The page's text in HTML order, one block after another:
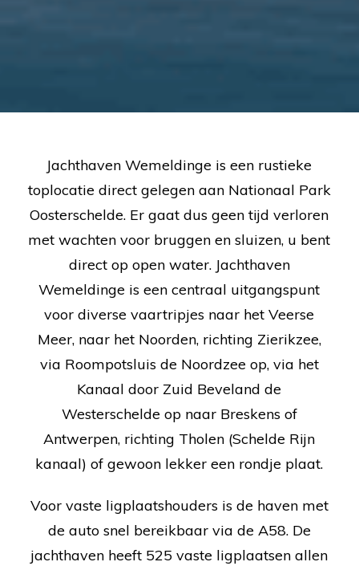
Jachthaven Wemeldinge is een rustieke
toplocatie direct gelegen aan Nationaal Park
Oosterschelde. Er gaat dus geen tijd verloren
met wachten voor bruggen en sluizen, u bent
direct op open water. Jachthaven
Wemeldinge is een centraal uitgangspunt
voor diverse vaartripjes naar het Veerse
Meer, naar het Noorden, richting Zierikzee,
via Roompotsluis de Noordzee op, via het
Kanaal door Zuid Beveland de
Westerschelde op naar Breskens of
Antwerpen, richting Tholen (Schelde Rijn
kanaal) of gewoon lekker een rondje plaat.
Voor vaste ligplaatshouders is de haven met
de auto snel bereikbaar via de A58. De
jachthaven heeft 525 vaste ligplaatsen allen